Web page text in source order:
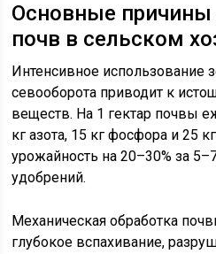
Основные причины
почв в сельском
Интенсивное использование
севооборота приводит к
веществ. На 1 гектар почвы
кг азота, 15 кг фосфора и 25
урожайность на 20–30% за
удобрений.
Механическая обработка
глубокое вспахивание,